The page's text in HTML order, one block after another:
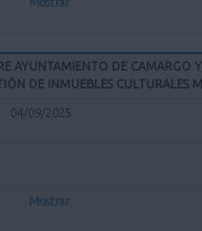
AYUNTAMIENTO DE CAMARGO
DE INMUEBLES CULTURALES
04/09/2025
Mostrar